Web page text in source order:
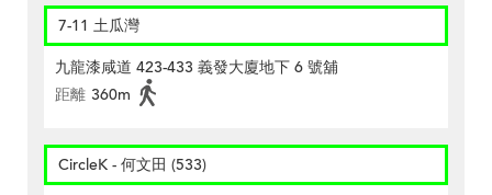
7-11 土瓜灣
九龍漆咸道 423-433 義發大廈地下 6 號舖
距離 360m
CircleK - 何文田 (533)